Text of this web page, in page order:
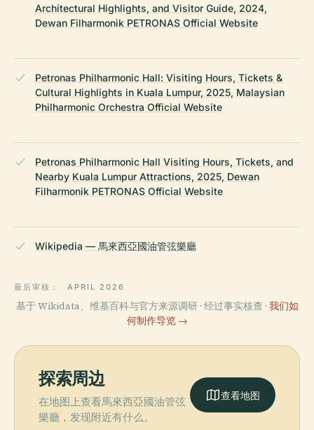
Architectural Highlights, and Visitor Guide, 2024,
Dewan Filharmonik PETRONAS Official Website
Petronas Philharmonic Hall: Visiting Hours, Tickets &
Cultural Highlights in Kuala Lumpur, 2025, Malaysian
Philharmonic Orchestra Official Website
Petronas Philharmonic Hall Visiting Hours, Tickets, and
Nearby Kuala Lumpur Attractions, 2025, Dewan
Filharmonik PETRONAS Official Website
Wikipedia — 馬來西亞國油管弦樂廳
最后审核： APRIL 2026
基于 Wikidata、维基百科与官方来源调研 · 经过事实核查 · 我们如
何制作导览 →
探索周边
在地图上查看馬來西亞國油管弦
樂廳，发现附近有什么。
查看地图